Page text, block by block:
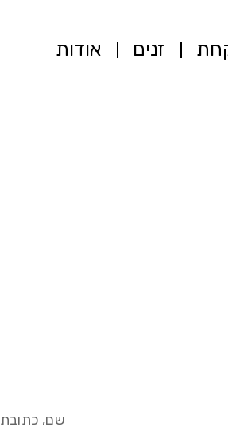
זנים אודות
שם, כתובת,